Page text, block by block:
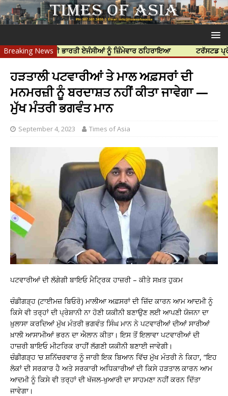
Breaking News
ਹੱਤਿਆ ਲਈ ਭਾਰਤੀ ਏਜੰਸੀਆਂ ਨੂੰ ਜ਼ਿੰਮੇਵਾਰ ਠਹਿਰਾਇਆ ਟਰੱਸਟਡ ਪ੍ਰੋਫੈਸ਼ਨਲ
ਹੜਤਾਲੀ ਪਟਵਾਰੀਆਂ ਤੇ ਮਾਲ ਅਫ਼ਸਰਾਂ ਦੀ
ਮਨਮਰਜ਼ੀ ਨੂੰ ਬਰਦਾਸ਼ਤ ਨਹੀਂ ਕੀਤਾ ਜਾਵੇਗਾ —
ਮੁੱਖ ਮੰਤਰੀ ਭਗਵੰਤ ਮਾਨ
September 4, 2023 Times of Asia
ਪਟਵਾਰੀਆਂ ਦੀ ਲੱਗੇਗੀ ਬਾਇਓ ਮੈਟ੍ਰਿਕ ਹਾਜ਼ਰੀ – ਕੀਤੇ ਸਖ਼ਤ ਹੁਕਮ
ਚੰਡੀਗੜ੍ਹ (ਟਾਈਮਜ਼ ਬਿਓਰੋ) ਮਾਲੀਆ ਅਫ਼ਸਰਾਂ ਦੀ ਜ਼ਿੱਦ ਕਾਰਨ ਆਮ ਆਦਮੀ ਨੂੰ
ਕਿਸੇ ਵੀ ਤਰ੍ਹਾਂ ਦੀ ਪ੍ਰੇਸ਼ਾਨੀ ਨਾ ਹੋਣੀ ਯਕੀਨੀ ਬਣਾਉਣ ਲਈ ਆਪਣੀ ਯੋਜਨਾ ਦਾ
ਖ਼ੁਲਾਸਾ ਕਰਦਿਆਂ ਮੁੱਖ ਮੰਤਰੀ ਭਗਵੰਤ ਸਿੰਘ ਮਾਨ ਨੇ ਪਟਵਾਰੀਆਂ ਦੀਆਂ ਸਾਰੀਆਂ
ਖ਼ਾਲੀ ਆਸਾਮੀਆਂ ਭਰਨ ਦਾ ਐਲਾਨ ਕੀਤਾ। ਇਸ ਤੋਂ ਇਲਾਵਾ ਪਟਵਾਰੀਆਂ ਦੀ
ਹਾਜ਼ਰੀ ਬਾਇਓ ਮੀਟਰਿਕ ਰਾਹੀਂ ਲੱਗਣੀ ਯਕੀਨੀ ਬਣਾਈ ਜਾਵੇਗੀ।
ਚੰਡੀਗੜ੍ਹ ‘ਚ ਸ਼ਨਿੱਚਰਵਾਰ ਨੂੰ ਜਾਰੀ ਇਕ ਬਿਆਨ ਵਿੱਚ ਮੁੱਖ ਮੰਤਰੀ ਨੇ ਕਿਹਾ, “ਇਹ
ਲੋਕਾਂ ਦੀ ਸਰਕਾਰ ਹੈ ਅਤੇ ਸਰਕਾਰੀ ਅਧਿਕਾਰੀਆਂ ਦੀ ਕਿਸੇ ਹੜਤਾਲ ਕਾਰਨ ਆਮ
ਆਦਮੀ ਨੂੰ ਕਿਸੇ ਵੀ ਤਰ੍ਹਾਂ ਦੀ ਖੱਜਲ-ਖੁਆਰੀ ਦਾ ਸਾਹਮਣਾ ਨਹੀਂ ਕਰਨ ਦਿੱਤਾ
ਜਾਵੇਗਾ।